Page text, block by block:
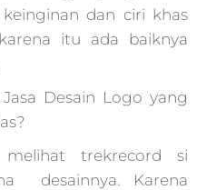
dan ciri khas
itu ada baiknya
Desain Logo yang
trekrecord si
desainnya. Karena